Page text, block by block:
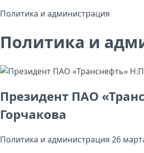
Политика и администрация
Политика и
Президент ПАО
Горчакова
Политика и администрация 26